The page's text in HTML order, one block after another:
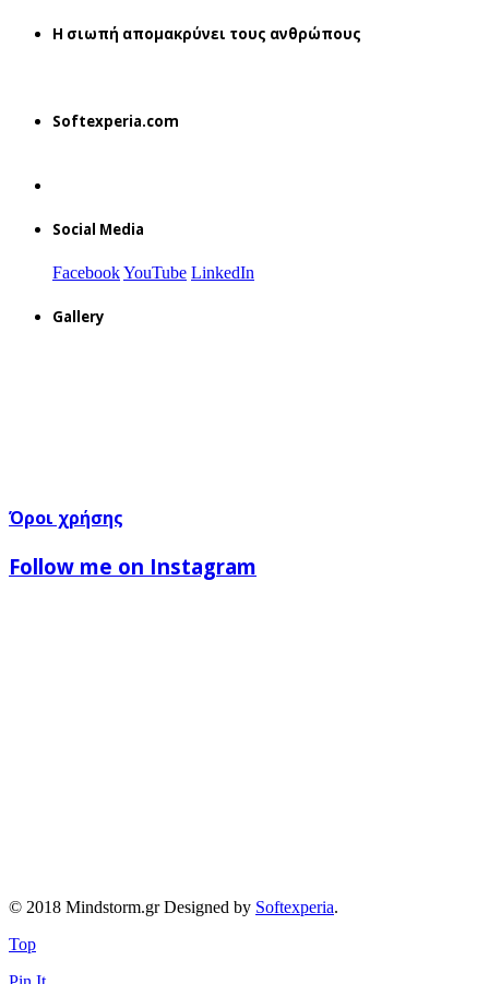
H σιωπή απομακρύνει τους ανθρώπους
Softexperia.com
Social Media
FacebookYouTube LinkedIn
Gallery
Όροι χρήσης
Follow me on Instagram
© 2018 Mindstorm.gr Designed by Softexperia.
Top